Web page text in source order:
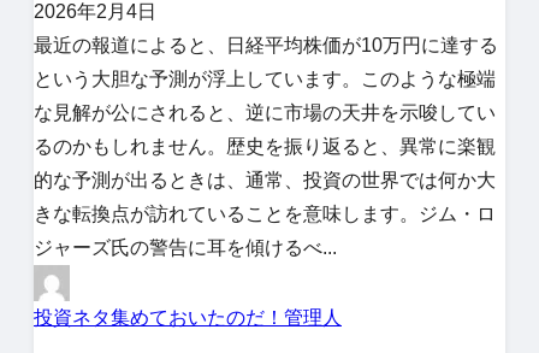
2026年2月4日
最近の報道によると、日経平均株価が10万円に達する
という大胆な予測が浮上しています。このような極端
な見解が公にされると、逆に市場の天井を示唆してい
るのかもしれません。歴史を振り返ると、異常に楽観
的な予測が出るときは、通常、投資の世界では何か大
きな転換点が訪れていることを意味します。ジム・ロ
ジャーズ氏の警告に耳を傾けるべ...
投資ネタ集めておいたのだ！管理人